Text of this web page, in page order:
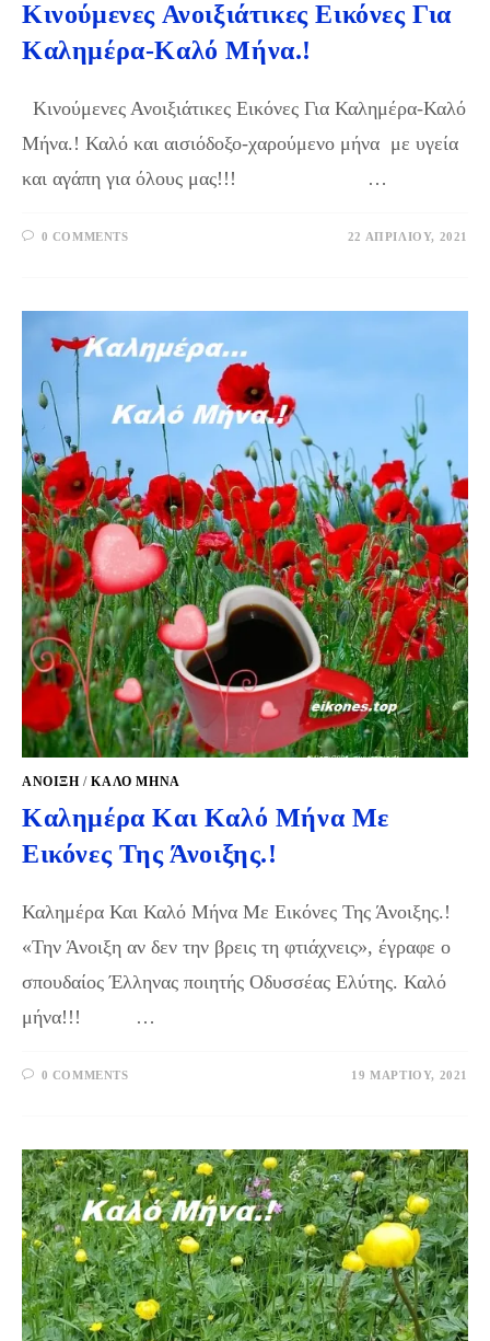
Κινούμενες Ανοιξιάτικες Εικόνες Για
Καλημέρα-Καλό Μήνα.!
Κινούμενες Ανοιξιάτικες Εικόνες Για Καλημέρα-Καλό
Μήνα.! Καλό και αισιόδοξο-χαρούμενο μήνα με υγεία
και αγάπη για όλους μας!!! …
0 COMMENTS 22 ΑΠΡΙΛΊΟΥ, 2021
ΆΝΟΙΞΗ /ΚΑΛΟ ΜΗΝΑ
Καλημέρα Και Καλό Μήνα Με
Εικόνες Της Άνοιξης.!
Καλημέρα Και Καλό Μήνα Με Εικόνες Της Άνοιξης.!
«Την Άνοιξη αν δεν την βρεις τη φτιάχνεις», έγραφε ο
σπουδαίος Έλληνας ποιητής Οδυσσέας Ελύτης. Καλό
μήνα!!! …
0 COMMENTS 19 ΜΑΡΤΊΟΥ, 2021